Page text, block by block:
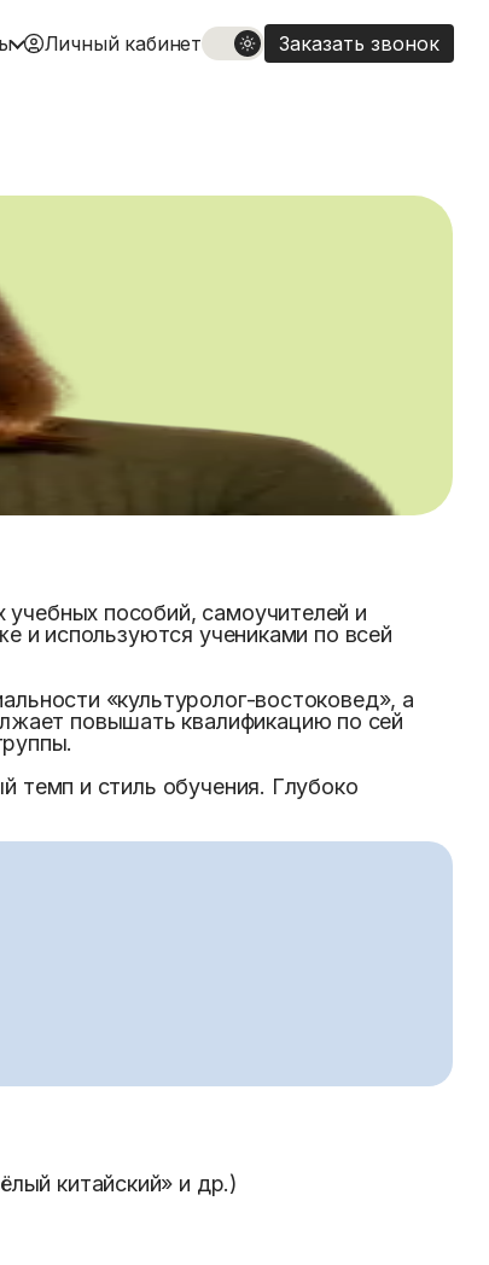
Личный кабинет Заказать звонок
пособий, самоучителей и
и используются учениками по всей
«культуролог-востоковед», а
повышать квалификацию по сей
темп и стиль обучения. Глубоко
китайский» и др.)